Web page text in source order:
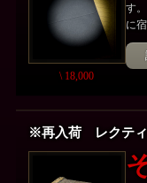
\ 18,000
す
に宿
※再入荷 レクテ